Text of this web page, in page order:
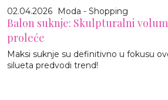
02.04.2026 Moda - Shopping
Balon suknje: Skulpturalni
proleće
Maksi suknje su definitivno u fokusu
silueta predvodi trend!